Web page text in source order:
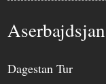
Aserbajdsjan
Dagestan Tur​